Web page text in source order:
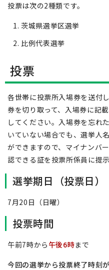
投票は次の2種類です。
茨城県選挙区選挙
比例代表選挙
投票
各世帯に投票所入場券を送付
券を切り取って、入場券に記
してください。入場券を忘れ
いていない場合でも、選挙人
ができますので、マイナンバ
認できる証を投票所係員に提
選挙期日（投票日）
7月20日（日曜）
投票時間
午前7時から 午後6時まで
今回の選挙から投票終了時刻